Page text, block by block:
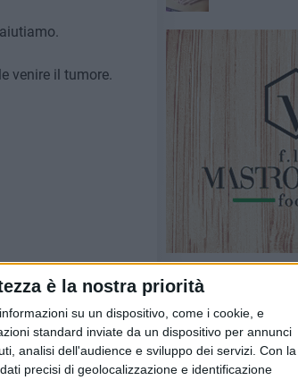
è la nostra priorità
su un dispositivo, come i cookie, e
standard inviate da un dispositivo per annunci
analisi dell'audience e sviluppo dei servizi. Con la
precisi di geolocalizzazione e identificazione
venire il tumore.
quattro, vado a
RUBRICHE AGGIORNATE
A